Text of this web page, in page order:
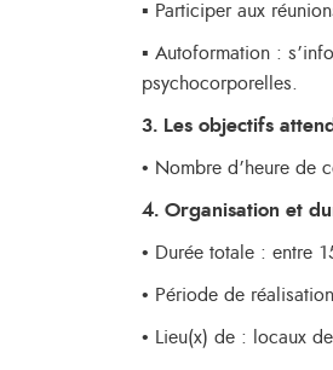
▪ Participer aux
▪ Autoformation :
psychocorporelles.
3. Les objectifs
• Nombre d’heure de
4. Organisation et
• Durée totale : entre
• Période de
• Lieu(x) de : locaux